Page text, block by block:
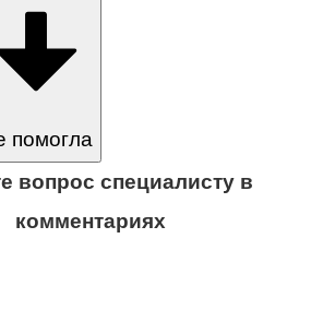
помогла
вопрос специалисту в
комментариях